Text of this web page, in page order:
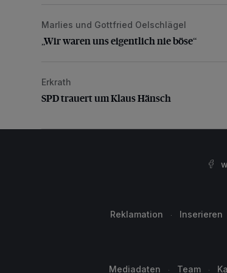
„Wir waren uns eigentlich nie böse“
Marlies und Gottfried Oelschlägel
„Wir waren uns eigentlich nie böse“
SPD trauert um Klaus Hänsch
Erkrath
SPD trauert um Klaus Hänsch
Reklamation Inserieren
Mediadaten Team